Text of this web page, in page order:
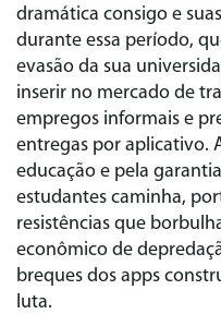
dramática consigo e
durante essa período,
evasão da sua
inserir no mercado de
empregos informais e
entregas por aplicativo.
educação e pela
estudantes caminha,
resistências que
econômico de
breques dos apps
luta.